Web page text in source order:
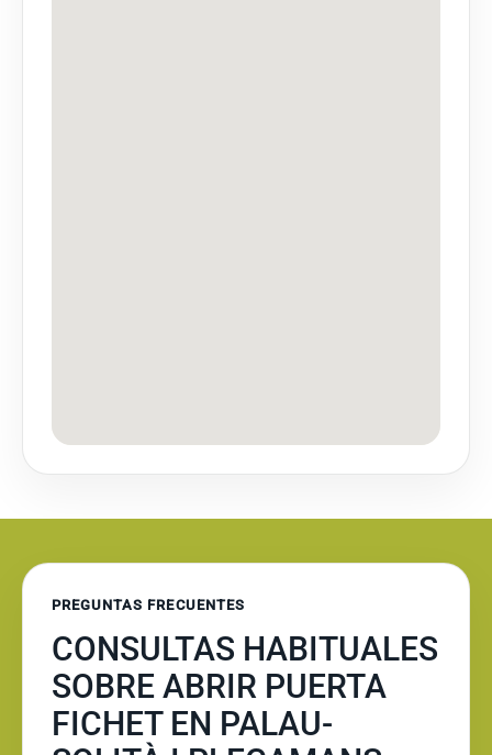
PREGUNTAS FRECUENTES
CONSULTAS HABITUALES
SOBRE ABRIR PUERTA
FICHET EN PALAU-